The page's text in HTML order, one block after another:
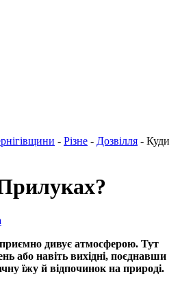
- Різне - Дозвілля - Куди
дивує атмосферою. Тут
або навіть вихідні, поєднавши
їжу й відпочинок на природі.